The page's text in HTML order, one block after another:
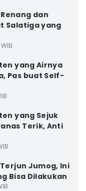
dan
Salatiga yang
yang Airnya
Pas buat Self-
yang Sejuk
Terik, Anti
Jumog, Ini
Bisa Dilakukan